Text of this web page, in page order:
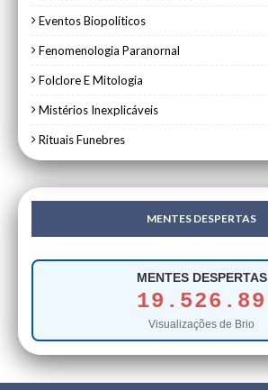
Eventos Biopolíticos
Fenomenologia Paranornal
Folclore E Mitologia
Mistérios Inexplicáveis
Rituais Funebres
MENTES DESPERTAS
MENTES DESPERTAS
19.526.89
Visualizações de Brio